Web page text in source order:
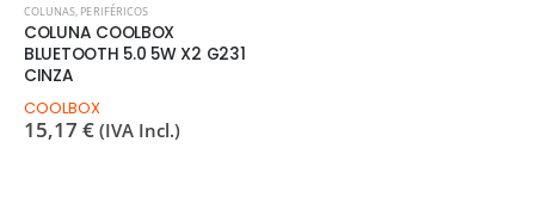
COLUNAS PERIFÉRICOS
COLUNA COOLBOX
BLUETOOTH 5.0 5W X2 G231
CINZA
COOLBOX
15,17 € (IVA Incl.)